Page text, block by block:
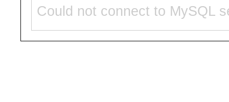
Could not connect to MySQL